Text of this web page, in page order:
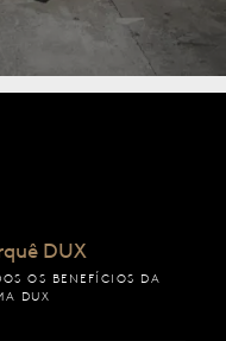
inicial
DUX
OS BENEFÍCIOS DA
DUX